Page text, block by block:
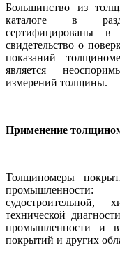
Большинство из
каталоге в
сертифицированы
свидетельство о
показаний
является
измерений толщины.
Применение
Толщиномеры
промышленности:
судостроительной,
технической
промышленности и в
покрытий и других